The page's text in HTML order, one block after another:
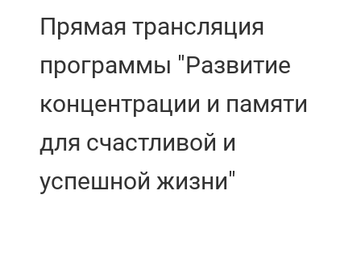
Прямая трансляция
программы "Развитие
концентрации и памяти
для счастливой и
успешной жизни"